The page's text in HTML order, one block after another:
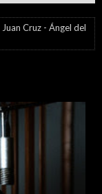
Juan Cruz - Ángel del